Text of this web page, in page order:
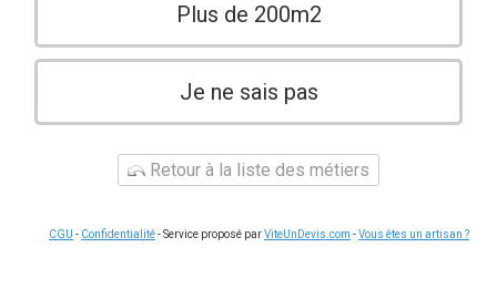
Plus de 200m2
Je ne sais pas
Retour à la liste des métiers
CGU - Confidentialité- Service proposé parViteUnDevis.com -Vous êtes un artisan ?